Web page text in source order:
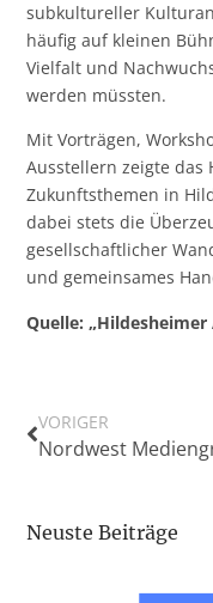
subkultureller
häufig auf kleinen
Vielfalt und
werden müssten.
Mit Vorträgen,
Ausstellern zeigte das
Zukunftsthemen in
dabei stets die
gesellschaftlicher
und gemeinsames
Quelle:
VORIGER
Neuste Beiträge